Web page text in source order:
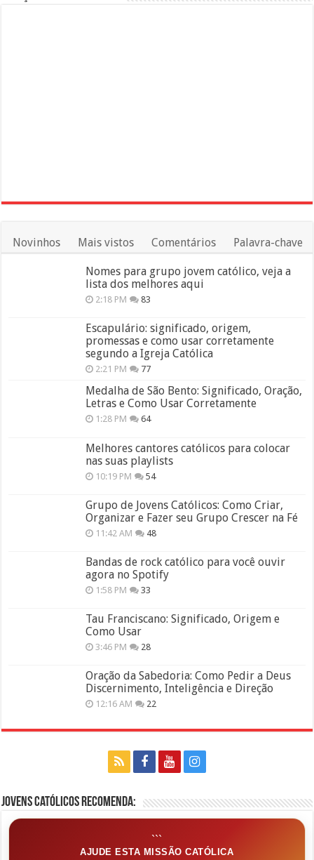
Novinhos Mais vistos Comentários Palavra-chave
Nomes para grupo jovem católico, veja a
lista dos melhores aqui
2:18 PM 83
Escapulário: significado, origem,
promessas e como usar corretamente
segundo a Igreja Católica
2:21 PM 77
Medalha de São Bento: Significado, Oração,
Letras e Como Usar Corretamente
1:28 PM 64
Melhores cantores católicos para colocar
nas suas playlists
10:19 PM 54
Grupo de Jovens Católicos: Como Criar,
Organizar e Fazer seu Grupo Crescer na Fé
11:42 AM 48
Bandas de rock católico para você ouvir
agora no Spotify
1:58 PM 33
Tau Franciscano: Significado, Origem e
Como Usar
3:46 PM 28
Oração da Sabedoria: Como Pedir a Deus
Discernimento, Inteligência e Direção
12:16 AM 22
Jovens Católicos Recomenda:
```
AJUDE ESTA MISSÃO CATÓLICA